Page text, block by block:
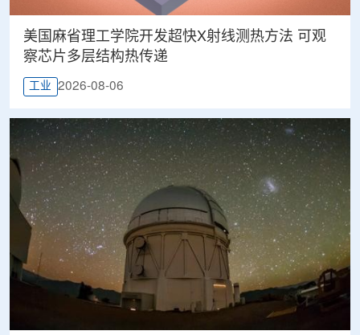
美国麻省理工学院开发超快X射线测热方法 可观
察芯片多层结构热传递
工业 2026-08-06